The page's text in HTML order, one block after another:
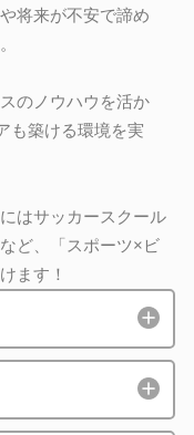
将来が不安で諦め
のノウハウを活か
も築ける環境を実
はサッカースクール
ど、「スポーツ×ビ
ます！